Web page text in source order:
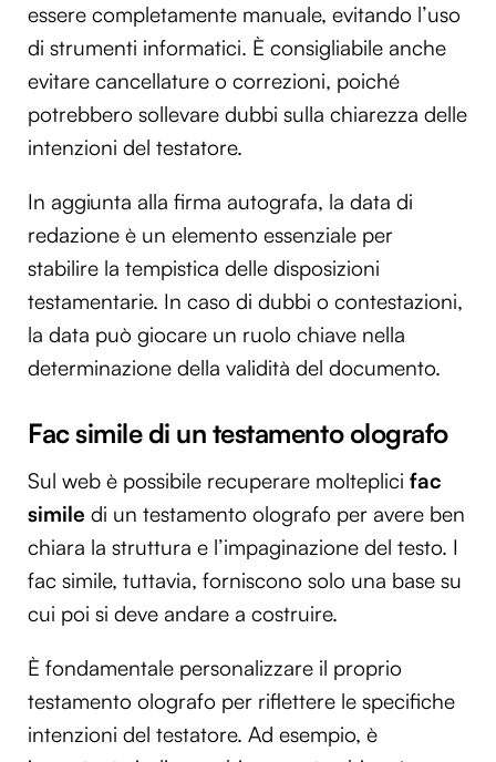
essere completamente manuale, evitando l’uso
di strumenti informatici. È consigliabile anche
evitare cancellature o correzioni, poiché
potrebbero sollevare dubbi sulla chiarezza delle
intenzioni del testatore.
In aggiunta alla firma autografa, la data di
redazione è un elemento essenziale per
stabilire la tempistica delle disposizioni
testamentarie. In caso di dubbi o contestazioni,
la data può giocare un ruolo chiave nella
determinazione della validità del documento.
Fac simile di un testamento olografo
Sul web è possibile recuperare molteplici fac
simile di un testamento olografo per avere ben
chiara la struttura e l’impaginazione del testo. I
fac simile, tuttavia, forniscono solo una base su
cui poi si deve andare a costruire.
È fondamentale personalizzare il proprio
testamento olografo per riflettere le specifiche
intenzioni del testatore. Ad esempio, è